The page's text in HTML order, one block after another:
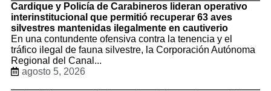
Cardique y Policía de Carabineros lideran operativo
interinstitucional que permitió recuperar 63 aves
silvestres mantenidas ilegalmente en cautiverio
En una contundente ofensiva contra la tenencia y el
tráfico ilegal de fauna silvestre, la Corporación Autónoma
Regional del Canal...
agosto 5, 2026